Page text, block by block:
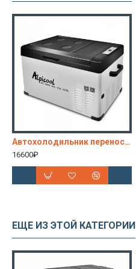
Автохолодильник переносной C30 (12/24)
16600₽
ЕЩЕ ИЗ ЭТОЙ КАТЕГОРИИ